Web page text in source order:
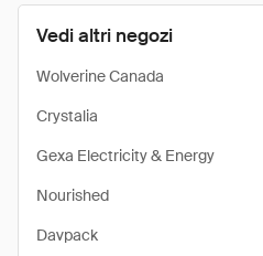
Vedi altri negozi
Wolverine Canada
Crystalia
Gexa Electricity & Energy
Nourished
Davpack